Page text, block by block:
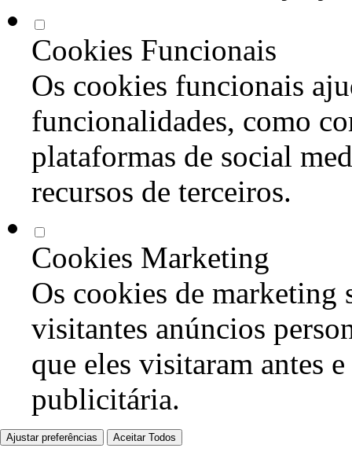
Cookies Funcionais
Os cookies funcionais
funcionalidades, como
plataformas de social
recursos de terceiros.
Cookies Marketing
Os cookies de marketing
visitantes anúncios
que eles visitaram antes
publicitária.
Ajustar preferências Aceitar Todos